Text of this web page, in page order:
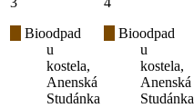
Bioodpad
u
kostela,
Anenská
Studánka
Bioodpad
u
kostela,
Anenská
Studánka